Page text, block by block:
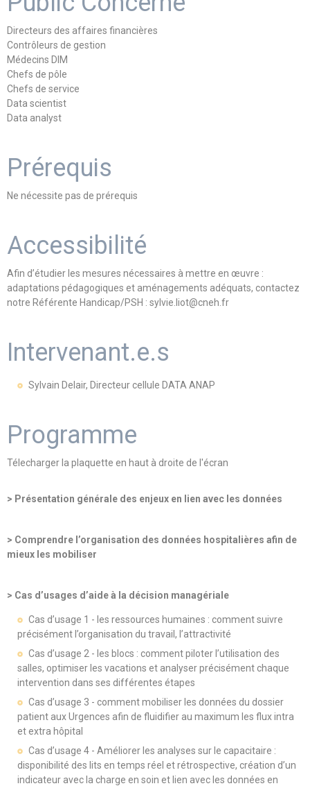
Directeurs des affaires financières
Contrôleurs de gestion
Médecins DIM
Chefs de pôle
Chefs de service
Data scientist
Data analyst
Prérequis
Ne nécessite pas de prérequis
Accessibilité
Afin d’étudier les mesures nécessaires à mettre en œuvre :
adaptations pédagogiques et aménagements adéquats, contactez
notre Référente Handicap/PSH : sylvie.liot@cneh.fr
Intervenant.e.s
Sylvain Delair, Directeur cellule DATA ANAP
Programme
Télecharger la plaquette en haut à droite de l'écran
> Présentation générale des enjeux en lien avec les données
> Comprendre l’organisation des données hospitalières afin de
mieux les mobiliser
> Cas d’usages d’aide à la décision managériale
Cas d’usage 1 - les ressources humaines : comment suivre
précisément l’organisation du travail, l’attractivité
Cas d’usage 2 - les blocs : comment piloter l’utilisation des
salles, optimiser les vacations et analyser précisément chaque
intervention dans ses différentes étapes
Cas d’usage 3 - comment mobiliser les données du dossier
patient aux Urgences afin de fluidifier au maximum les flux intra
et extra hôpital
Cas d’usage 4 - Améliorer les analyses sur le capacitaire :
disponibilité des lits en temps réel et rétrospective, création d’un
indicateur avec la charge en soin et lien avec les données en